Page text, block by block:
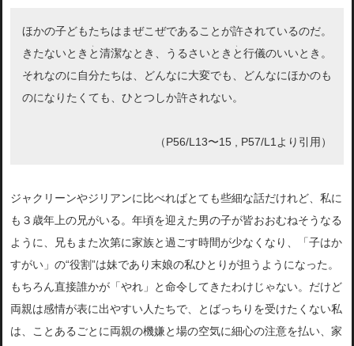
ほかの子どもたちはまぜこぜであることが許されているのだ。
きたないとき と清潔なとき、うるさいとき と行儀のいいとき。
それなのに自分たちは、どんなに大変でも、どんなにほかのも
のになりたくても、ひとつしか許されない。
（P56/L13〜15 , P57/L1より引用）
ジャクリーンやジリアンに比べればとても些細な話だけれど、私に
も３歳年上の兄がいる。年頃を迎えた男の子が皆おおむねそうなる
ように、兄もまた次第に家族と過ごす時間が少なくなり、「子はか
すがい」の“役割”は妹であり末娘の私ひとりが担うようになった。
もちろん直接誰かが「やれ」と命令してきたわけじゃない。だけど
両親は感情が表に出やすい人たちで、とばっちりを受けたくない私
は、ことあるごとに両親の機嫌と場の空気に細心の注意を払い、家